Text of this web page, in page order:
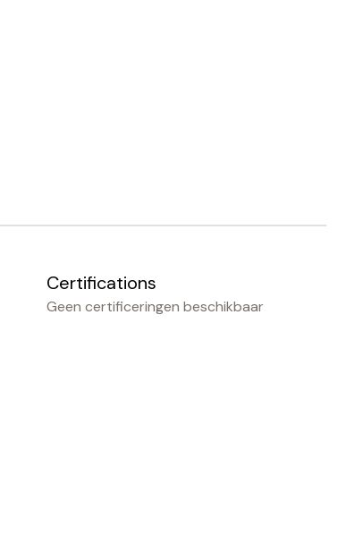
Certifications
Geen certificeringen beschikbaar